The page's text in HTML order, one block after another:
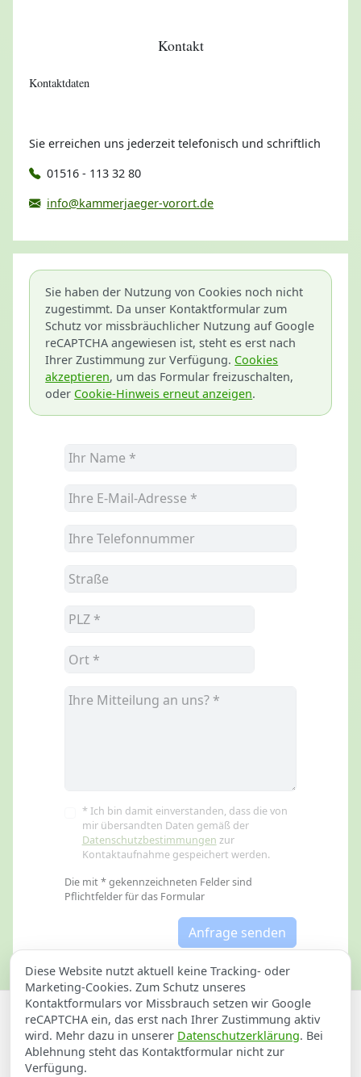
Kontakt
Kontaktdaten
Sie erreichen uns jederzeit telefonisch und schriftlich
01516 - 113 32 80
info@kammerjaeger-vorort.de
Sie haben der Nutzung von Cookies noch nicht
zugestimmt. Da unser Kontaktformular zum
Schutz vor missbräuchlicher Nutzung auf Google
reCAPTCHA angewiesen ist, steht es erst nach
Ihrer Zustimmung zur Verfügung. Cookies
akzeptieren, um das Formular freizuschalten,
oder Cookie-Hinweis erneut anzeigen.
* Ich bin damit einverstanden, dass die von
mir übersandten Daten gemäß der
Datenschutzbestimmungen zur
Kontaktaufnahme gespeichert werden.
Die mit * gekennzeichneten Felder sind
Pflichtfelder für das Formular
Anfrage senden
Datenschutzerklärung Impressum
Sathilfe für Küssaberg
Diese Website nutzt aktuell keine Tracking- oder
Marketing-Cookies. Zum Schutz unseres
Kontaktformulars vor Missbrauch setzen wir Google
reCAPTCHA ein, das erst nach Ihrer Zustimmung aktiv
wird. Mehr dazu in unserer Datenschutzerklärung. Bei
Ablehnung steht das Kontaktformular nicht zur
Verfügung.